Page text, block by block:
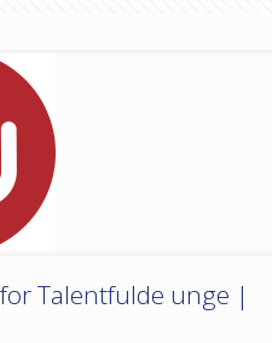
Talentfulde unge |